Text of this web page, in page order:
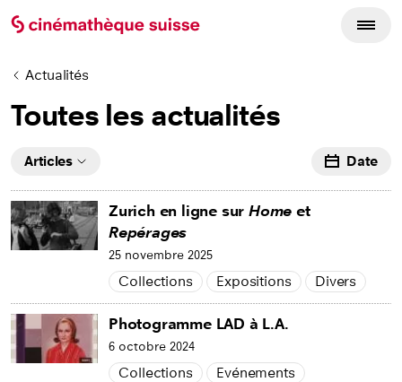
Actualités
Toutes les actualités
Articles Date
Zurich en ligne sur Home et
Repérages
25 novembre 2025
Collections Expositions Divers
Photogramme LAD à L.A.
6 octobre 2024
Collections
Evénements